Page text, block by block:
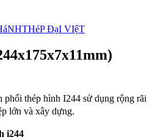
THéP ĐạI VIệT
phối thép hình I244 sử dụng rộng rãi
lớn và xây dựng.
i244